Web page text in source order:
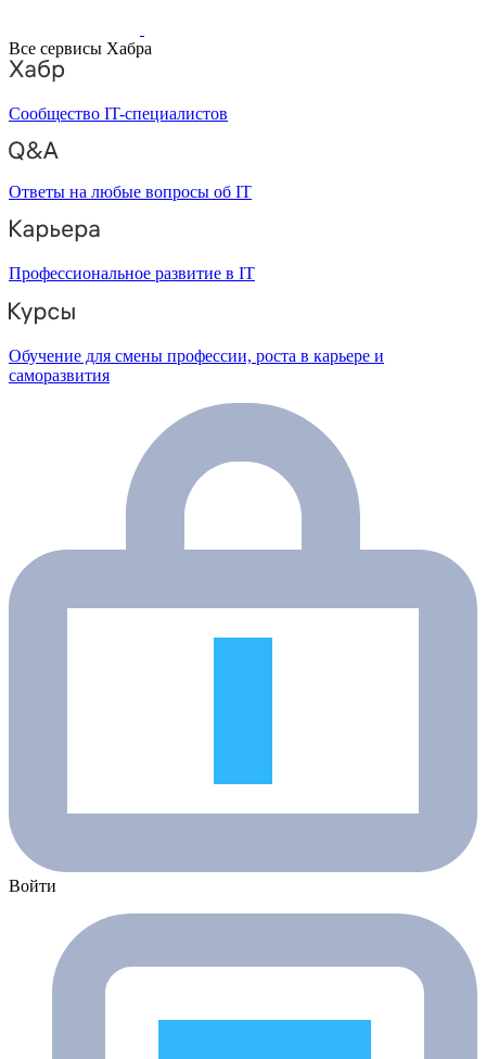
Все сервисы Хабра
Сообщество IT-специалистов
Ответы на любые вопросы об IT
Профессиональное развитие в IT
Обучение для смены профессии, роста в карьере и
саморазвития
Войти